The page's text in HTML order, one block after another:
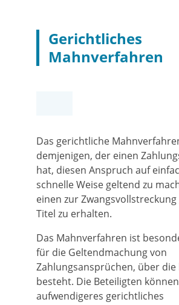
Gerichtliches
Mahnverfahren
Das gerichtliche
demjenigen, der einen
hat, diesen Anspruch auf
schnelle Weise geltend zu
einen zur
Titel zu erhalten.
Das Mahnverfahren ist
für die Geltendmachung von
Zahlungsansprüchen, über die
besteht. Die Beteiligten
aufwendigeres gerichtliches